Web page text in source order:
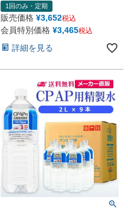
器 呼吸器用 在宅酸素 水素吸入
器 チャンバー 鼻うがい スチー
マー ペットボトル 高純度精製
水 純水 蒸留水 イオン交換水 超
純水 せいせいすい 日本製
1回のみ・定期
販売価格 ¥3,652税込
会員特別価格 ¥3,465税込
詳細を見る